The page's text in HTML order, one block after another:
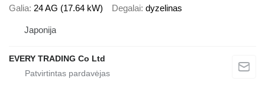
Galia 24 AG (17.64 kW) Degalai dyzelinas
Japonija
EVERY TRADING Co Ltd